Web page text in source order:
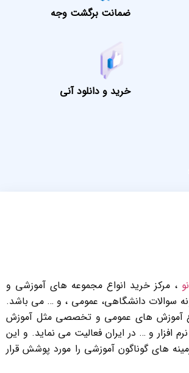
ضمانت برگشت وجه
خرید و دانلود آنی
، مرکز خرید انواع مجموعه های آموزشی و
سوالات دانشگاهی، عمومی ، و … می باشد.
آموزش های عمومی و تخصصی مثل آموزش
افزار و … در ایران فعالیت می نماید. و این
های گوناگون آموزشی را مورد پوشش قرار